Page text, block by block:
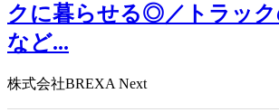
クに暮らせる◎／トラック
など...
株式会社BREXA Next